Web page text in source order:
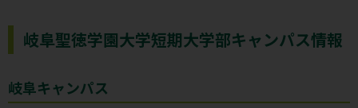
岐阜聖徳学園大学短期大学部キャンパス情報
岐阜キャンパス